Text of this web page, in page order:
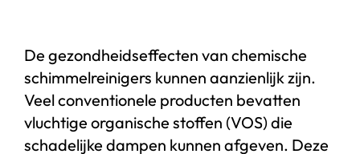
De gezondheidseffecten van chemische
schimmelreinigers kunnen aanzienlijk zijn.
Veel conventionele producten bevatten
vluchtige organische stoffen (VOS) die
schadelijke dampen kunnen afgeven. Deze